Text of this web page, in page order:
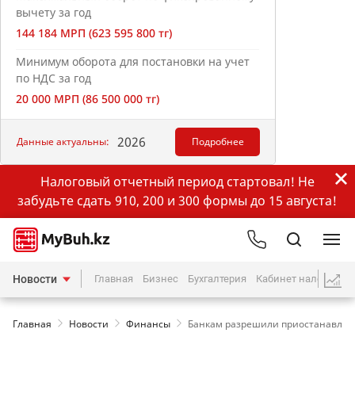
вычету за год
144 184 МРП (623 595 800 тг)
Минимум оборота для постановки на учет
по НДС за год
20 000 МРП (86 500 000 тг)
Данные актуальны: 2026 Подробнее
Налоговый отчетный период стартовал! Не
забудьте сдать 910, 200 и 300 формы до 15 августа!
Новости Главная Бизнес Бухгалтерия Кабинет
Главная Новости Финансы Банкам разрешили